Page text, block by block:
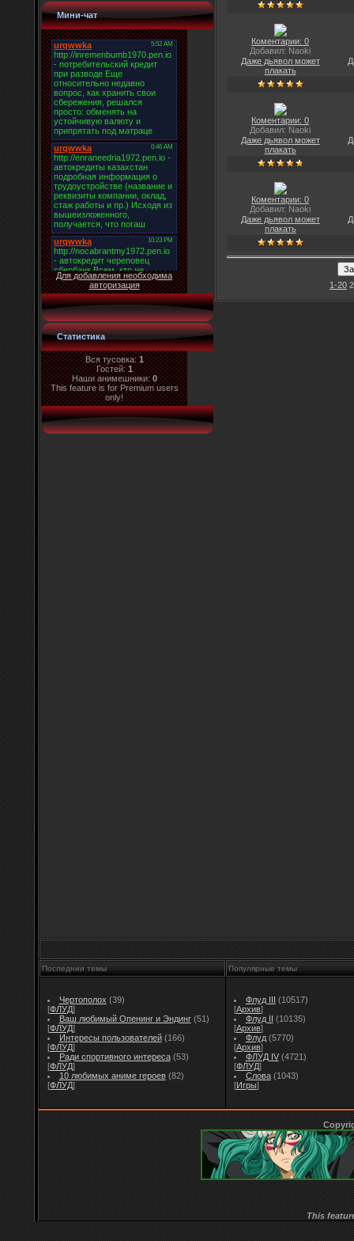
Мини-чат
Для добавления необходима
авторизация
Статистика
Вся тусовка:1
Гостей:1
Наши анимешники:0
This feature is for Premium users
only!
Коментарии: 0
Добавил: Naoki
Даже дьявол может
плакать
Коментарии: 0
Добавил: Naoki
Даже дьявол может
плакать
Коментарии: 0
Добавил: Naoki
Даже дьявол может
плакать
1-20
Последнии темы Популярные темы
Чертополох (39)
[ФЛУД]
Ваш любимый Опенинг и Эндинг (51)
[ФЛУД]
Интересы пользователей (166)
[ФЛУД]
Ради спортивного интереса (53)
[ФЛУД]
10 любимых аниме героев (82)
[ФЛУД]
Флуд III (10517)
[Архив]
Флуд II (10135)
[Архив]
Флуд (5770)
[Архив]
ФЛУД IV (4721)
[ФЛУД]
Слова (1043)
[Игры]
This